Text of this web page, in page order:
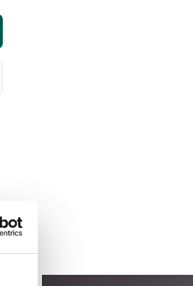
Artikelnr:
759kr